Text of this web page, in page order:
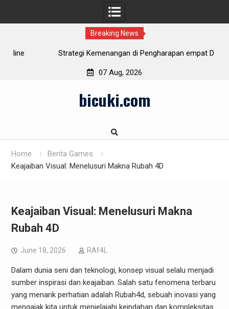
Breaking News
Strategi Kemenangan di Pengharapan empat D
07 Aug, 2026
bicuki.com
Home
Berita Games
Keajaiban Visual: Menelusuri Makna Rubah 4D
Keajaiban Visual: Menelusuri Makna
Rubah 4D
June 18, 2026 RAf4L
Dalam dunia seni dan teknologi, konsep visual selalu menjadi
sumber inspirasi dan keajaiban. Salah satu fenomena terbaru
yang menarik perhatian adalah Rubah4d, sebuah inovasi yang
mengajak kita untuk menjelajahi keindahan dan kompleksitas